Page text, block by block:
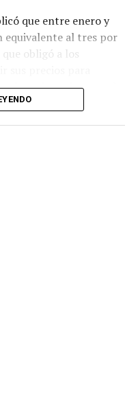
y Carlos Enrique
emprendidas por las
ni la
específicas. El
que entre enero y
equivalente al tres por
obligó a los
al producto importado.